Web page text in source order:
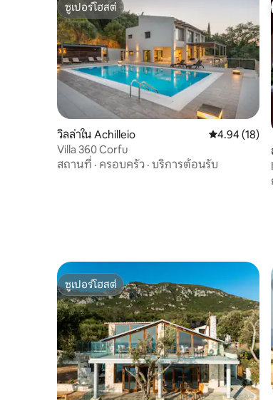
ซูเปอร์โฮสต์
ซูเปอร์โฮสต์
วิลล่าใน Achilleio คะแนนเฉลี่ย
4.94 (18)
Villa 360 Corfu
สถานที่ · ครอบครัว · บริการต้อนรับ
ซูเปอร์โฮสต์
ซูเปอร์โฮสต์